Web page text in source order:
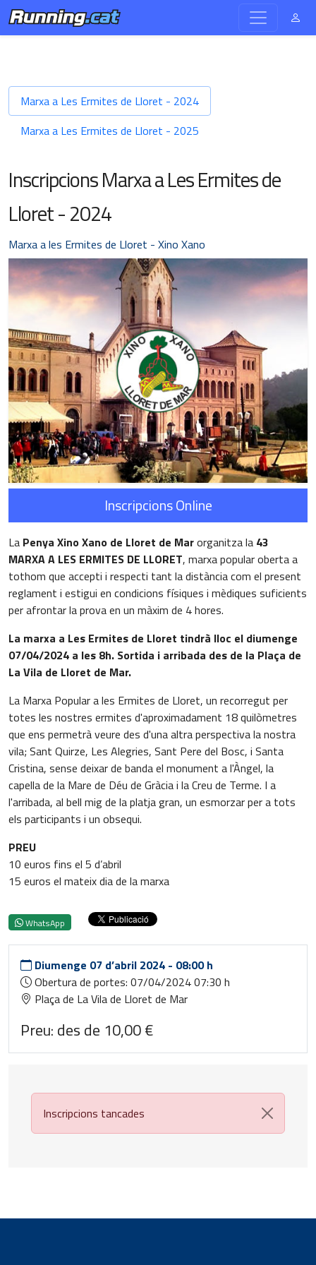
Marxa a Les Ermites de Lloret - 2024
Marxa a Les Ermites de Lloret - 2025
Inscripcions Marxa a Les Ermites de
Lloret - 2024
Marxa a les Ermites de Lloret - Xino Xano
Inscripcions Online
La Penya Xino Xano de Lloret de Marorganitza la 43
MARXA A LES ERMITES DE LLORET, marxa popular oberta a
tothom que accepti i respecti tant la distància com el present
reglament i estigui en condicions físiques i mèdiques suficients
per afrontar la prova en un màxim de 4 hores.
La marxa a Les Ermites de Lloret tindrà lloc el diumenge
07/04/2024 a les 8h. Sortida i arribada des de la Plaça de
La Vila de Lloret de Mar.
La Marxa Popular a les Ermites de Lloret, un recorregut per
totes les nostres ermites d'aproximadament 18 quilòmetres
que ens permetrà veure des d'una altra perspectiva la nostra
vila; Sant Quirze, Les Alegries, Sant Pere del Bosc, i Santa
Cristina, sense deixar de banda el monument a l'Àngel, la
capella de la Mare de Déu de Gràcia i la Creu de Terme. I a
l'arribada, al bell mig de la platja gran, un esmorzar per a tots
els participants i un obsequi.
PREU
10 euros fins el 5 d’abril
15 euros el mateix dia de la marxa
WhatsApp
Diumenge 07 d’abril 2024 - 08:00 h
Obertura de portes: 07/04/2024 07:30 h
Plaça de La Vila de Lloret de Mar
Preu: des de 10,00 €
Inscripcions tancades